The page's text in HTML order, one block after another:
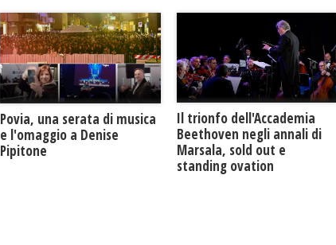
Povia, una serata di musica
e l'omaggio a Denise
Pipitone
Il trionfo dell'Accademia
Beethoven negli annali di
Marsala, sold out e
standing ovation